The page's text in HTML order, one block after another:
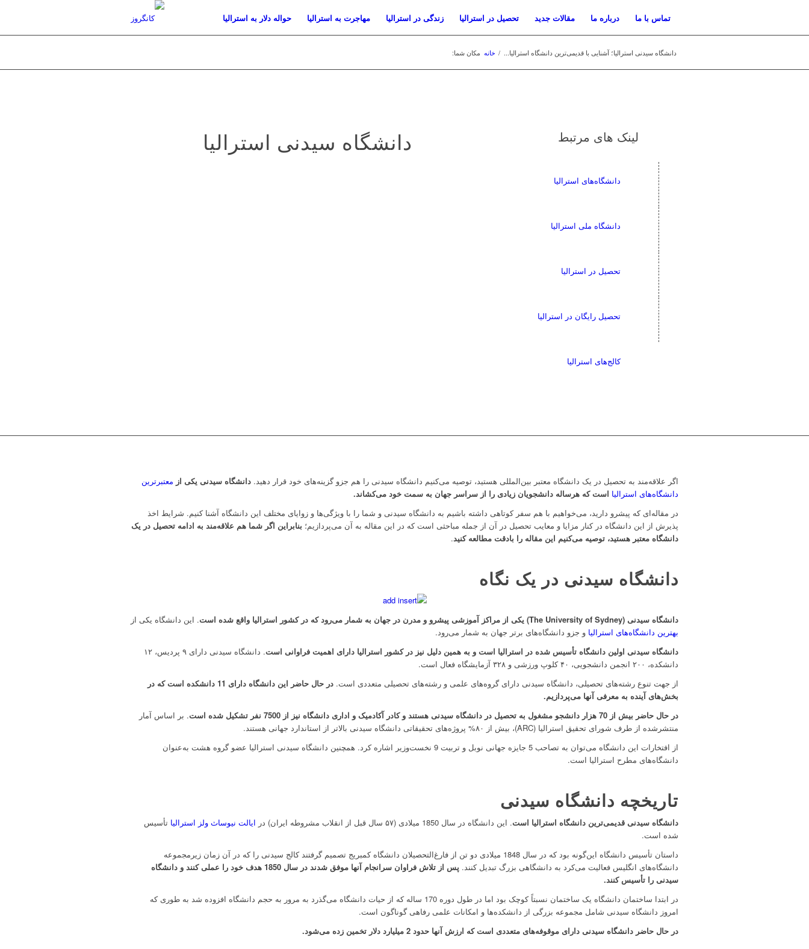
حواله دلار به استرالیا مهاجرت به استرالیا زندگی در استرالیا تحصیل در استرالیا مقالات جدید درباره ما تماس با ما
مکان شما: خانه / دانشگاه سیدنی استرالیا؛ آشنایی با قدیمی‌ترین دانشگاه استرالیا...
دانشگاه سیدنی استرالیا لینک های مرتبط
دانشگاه‌های استرالیا
دانشگاه ملی استرالیا
تحصیل در استرالیا
تحصیل رایگان در استرالیا
کالج‌های استرالیا
اگر علاقه‌مند به تحصیل در یک دانشگاه معتبر بین‌المللی هستید، توصیه می‌کنیم دانشگاه سیدنی را هم جزو گزینه‌های خود قرار دهید. دانشگاه سیدنی یکی از معتبرترین
دانشگاه‌های استرالیا است که هرساله دانشجویان زیادی را از سراسر جهان به سمت خود می‌کشاند.
در مقاله‌ای که پیشرو دارید، می‌خواهیم با هم سفر کوتاهی داشته باشیم به دانشگاه سیدنی و شما را با ویژگی‌ها و زوایای مختلف این دانشگاه آشنا کنیم. شرایط اخذ
پذیرش از این دانشگاه در کنار مزایا و معایب تحصیل در آن از جمله مباحثی است که در این مقاله به آن می‌پردازیم؛ بنابراین اگر شما هم علاقه‌مند به ادامه تحصیل در یک
دانشگاه معتبر هستید، توصیه می‌کنیم این مقاله را بادقت مطالعه کنید.
دانشگاه سیدنی در یک نگاه
دانشگاه سیدنی (The University of Sydney) یکی از مراکز آموزشی پیشرو و مدرن در جهان به شمار می‌رود که در کشور استرالیا واقع شده است. این دانشگاه یکی از
بهترین دانشگاه‌های استرالیا و جزو دانشگاه‌های برتر جهان به شمار می‌رود.
دانشگاه سیدنی اولین دانشگاه تأسیس شده در استرالیا است و به همین دلیل نیز در کشور استرالیا دارای اهمیت فراوانی است
. دانشگاه سیدنی دارای ۹ پردیس، ۱۲
دانشکده، ۲۰۰ انجمن دانشجویی، ۴۰ کلوپ ورزشی و ۳۲۸ آزمایشگاه فعال است.
از جهت تنوع رشته‌های تحصیلی، دانشگاه سیدنی دارای گروه‌های علمی و رشته‌های تحصیلی متعددی است.
در حال حاضر این دانشگاه دارای 11 دانشکده است که در
بخش‌های آینده به معرفی آنها می‌پردازیم.
در حال حاضر بیش از 70 هزار دانشجو مشغول به تحصیل در دانشگاه سیدنی هستند و کادر آکادمیک و اداری دانشگاه نیز از 7500 نفر تشکیل شده است
. بر اساس آمار
منتشرشده از طرف شورای تحقیق استرالیا (ARC)، بیش از ۸۰% پروژه‌های تحقیقاتی دانشگاه سیدنی بالاتر از استاندارد جهانی هستند.
از افتخارات این دانشگاه می‌توان به تصاحب 5 جایزه جهانی نوبل و تربیت 9 نخست‌وزیر اشاره کرد. همچنین دانشگاه سیدنی استرالیا عضو گروه هشت به‌عنوان
دانشگاه‌های مطرح استرالیا است.
تاریخچه دانشگاه سیدنی
دانشگاه سیدنی قدیمی‌ترین دانشگاه استرالیا است. این دانشگاه در سال 1850 میلادی (۵۷ سال قبل از انقلاب مشروطه ایران) در ایالت نیوساث ولز استرالیا تأسیس
شده است.
داستان تأسیس دانشگاه این‌گونه بود که در سال 1848 میلادی دو تن از فارغ‌التحصیلان دانشگاه کمبریج تصمیم گرفتند کالج سیدنی را که در آن زمان زیرمجموعه
دانشگاه‌های انگلیس فعالیت می‌کرد به دانشگاهی بزرگ تبدیل کنند.
پس از تلاش فراوان سرانجام آنها موفق شدند در سال 1850 هدف خود را عملی کنند و دانشگاه
سیدنی را تأسیس کنند.
در ابتدا ساختمان دانشگاه یک ساختمان نسبتاً کوچک بود اما در طول دوره 170 ساله که از حیات دانشگاه می‌گذرد به مرور به حجم دانشگاه افزوده شد به طوری که
امروز دانشگاه سیدنی شامل مجموعه بزرگی از دانشکده‌ها و امکانات علمی رفاهی گوناگون است.
در حال حاضر دانشگاه سیدنی دارای موقوفه‌های متعددی است که ارزش آنها حدود 2 میلیارد دلار تخمین زده می‌شود.